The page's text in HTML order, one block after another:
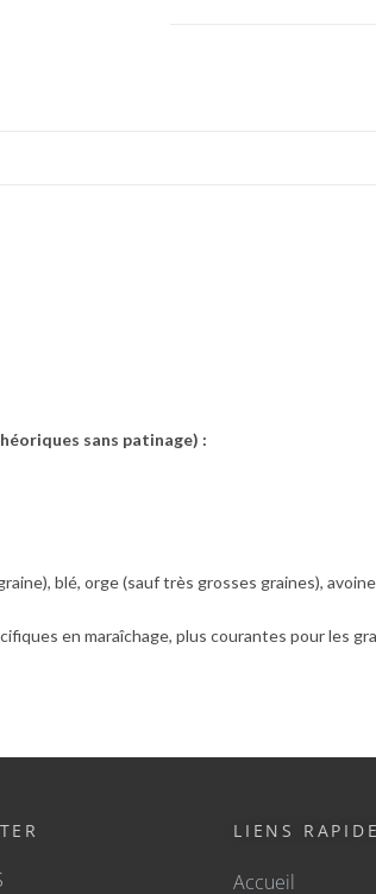
sans patinage) :
blé, orge (sauf très grosses graines),
en maraîchage, plus courantes pour les
LIENS
Accueil